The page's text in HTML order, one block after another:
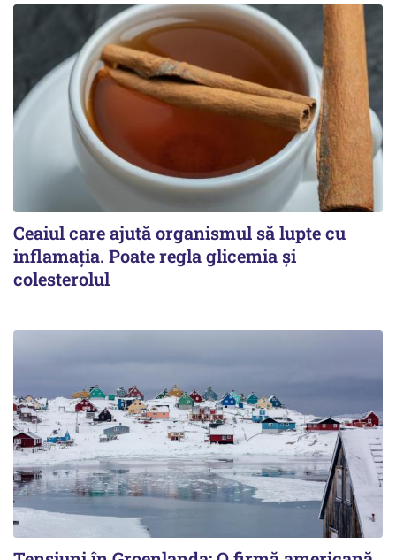
Ceaiul care ajută organismul să lupte cu
inflamația. Poate regla glicemia și
colesterolul